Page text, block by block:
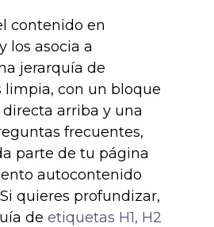
contenido en
y los asocia a
jerarquía de
limpia, con un bloque
arriba y una
frecuentes,
parte de tu página
autocontenido
quieres profundizar,
de etiquetas H1, H2